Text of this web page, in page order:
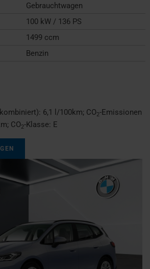
Gebrauchtwagen
100 kW / 136 PS
1499 ccm
Benzin
6,1 l/100km; CO2-Emissionen
; CO2-Klasse: E